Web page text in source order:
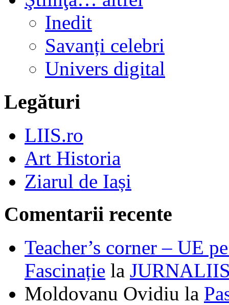
Inedit
Savanți celebri
Univers digital
Legături
LIIS.ro
Art Historia
Ziarul de Iași
Comentarii recente
Teacher’s corner – UE
Fascinație la
Moldovanu Ovidiu la